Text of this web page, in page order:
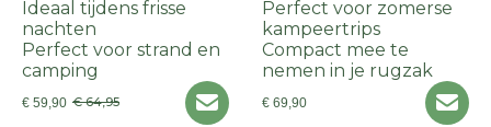
Ideaal tijdens frisse
nachten
Perfect voor strand en
camping
€ 59,90 € 64,95
Perfect voor zomerse
kampeertrips
Compact mee te
nemen in je rugzak
€ 69,90